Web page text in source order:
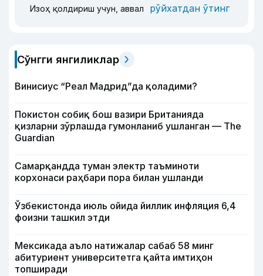
Изоҳ қолдириш учун, аввал рўйхатдан ўтинг
Сўнгги янгиликлар
Винисиус “Реал Мадрид”да қоладими?
Покистон собиқ бош вазири Британияда
қизларни зўрлашда гумонланиб ушланган — The
Guardian
Самарқандда туман электр таъминоти
корхонаси раҳбари пора билан ушланди
Ўзбекистонда июль ойида йиллик инфляция 6,4
фоизни ташкил этди
Мексикада аъло натижалар сабаб 58 минг
абитуриент университетга қайта имтиҳон
топширади